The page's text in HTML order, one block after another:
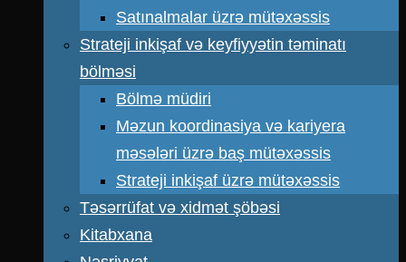
Satınalmalar üzrə mütəxəssis
Strateji inkişaf və keyfiyyətin təminatı
bölməsi
Bölmə müdiri
Məzun koordinasiya və kariyera
məsələri üzrə baş mütəxəssis
Strateji inkişaf üzrə mütəxəssis
Təsərrüfat və xidmət şöbəsi
Kitabxana